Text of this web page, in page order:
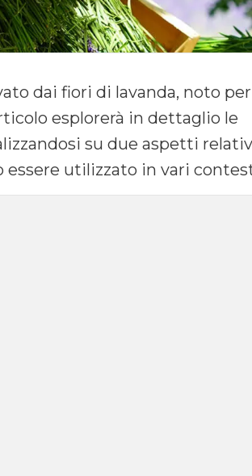
dai fiori di lavanda, noto
esplorerà in dettaglio le
su due aspetti
essere utilizzato in vari